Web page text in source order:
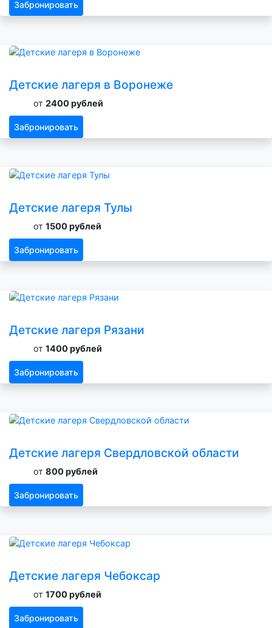
Забронировать
Детские лагеря в Воронеже
от 2400 рублей
Забронировать
Детские лагеря Тулы
от 1500 рублей
Забронировать
Детские лагеря Рязани
от 1400 рублей
Забронировать
Детские лагеря Свердловской области
от 800 рублей
Забронировать
Детские лагеря Чебоксар
от 1700 рублей
Забронировать